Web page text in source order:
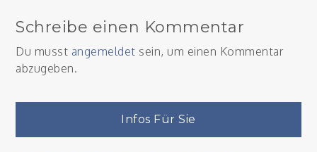
Schreibe einen Kommentar
Du musst angemeldet sein, um einen Kommentar
abzugeben.
Infos Für Sie